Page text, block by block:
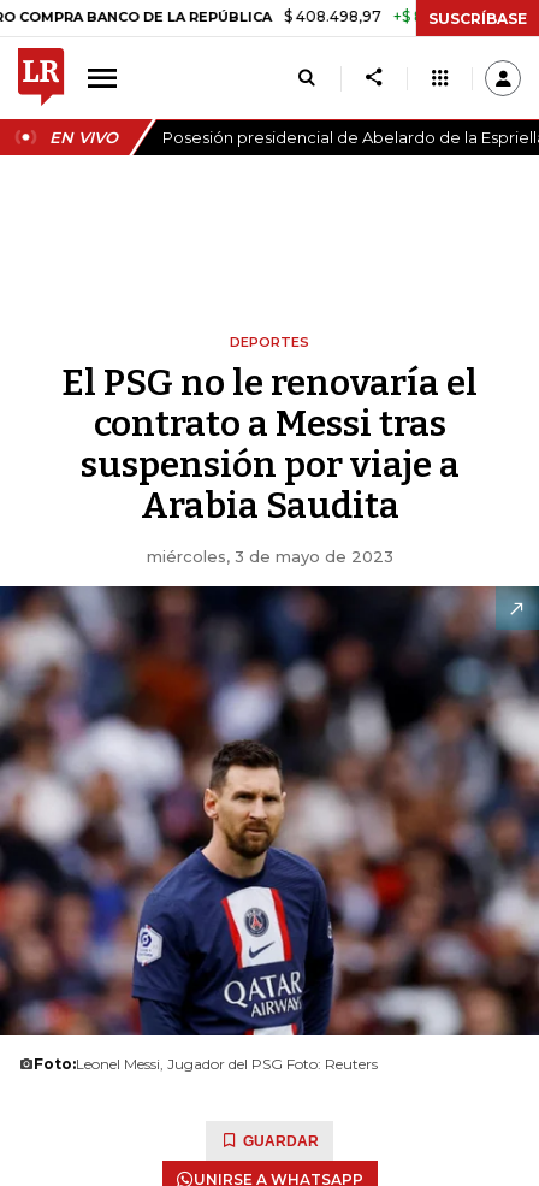
BANCO DE LA REPÚBLICA $ 408.498,97 +$ 8.753,81 +2,19%
SUSCRÍBASE
EN VIVO Posesión presidencial de Abelardo de la
DEPORTES
El PSG no le renovaría el
contrato a Messi tras
suspensión por viaje a
Arabia Saudita
miércoles, 3 de mayo de 2023
Foto:Leonel Messi, Jugador del PSG Foto: Reuters
GUARDAR
UNIRSE A WHATSAPP